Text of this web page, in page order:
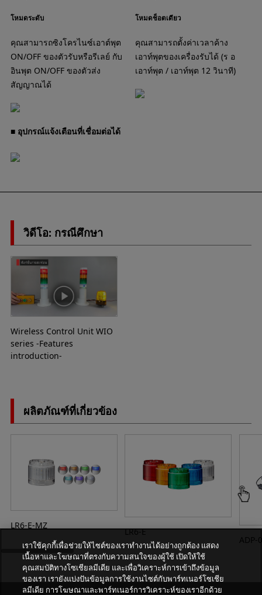
โหมดระดับ
คุณสามารถซิงโครไนซ์เอาต์พุต
ON/OFF ของตัวรับหรือรีเลย์ กับ
อินพุต ON/OFF ของตัวส่ง
สัญญาณได้
โหมดช็อตเดียว
คุณสามารถตั้งค่าเวลาค้าง
เอาท์พุตของเครื่องรับได้ (ร อ
เอาท์พุต / เอาท์พุต 12 วินาที)
■ อุปกรณ์แจ้งเตือนที่เชื่อมต่อได้
วิดีโอ: กรณีศึกษา
Wireless Control Unit WIO
series -Features
introduction-
ผลิตภัณฑ์ที่เกี่ยวข้อง
LR6-E-MZ
LR6-E
ADP-
เราใช้คุกกี้เพื่อช่วยให้ไซต์ของเราทำงานได้อย่างถูกต้อง แสดง
เนื้อหาและโฆษณาที่ตรงกับความสนใจของผู้ใช้ เปิดให้ใช้
คุณสมบัติทางโซเชียลมีเดีย และเพื่อวิเคราะห์การเข้าถึงข้อมูล
ของเรา เรายังแบ่งปันข้อมูลการใช้งานไซต์กับพาร์ทเนอร์โซเชีย
ลมีเดีย การโฆษณาและพาร์ทเนอร์การวิเคราะห์ของเราอีกด้วย